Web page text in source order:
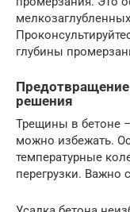
глубины
решения
Трещины в бетоне
можно избежать.
температурные
перегрузки. Важно